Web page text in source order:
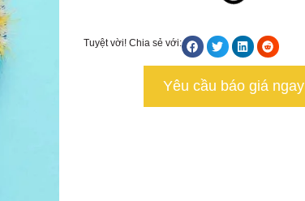
Tuyệt vời! Chia sẻ với:
Yêu cầu báo giá ngay